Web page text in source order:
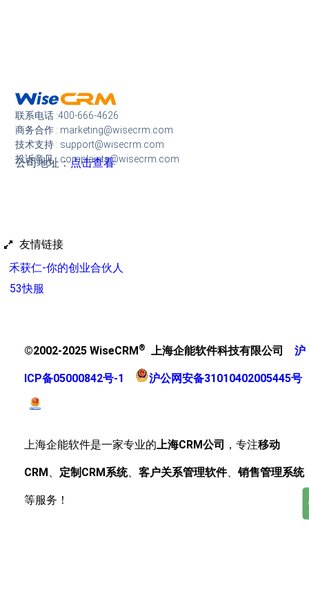
联系电话 :400-666-4626
商务合作 : marketing@wisecrm.com
技术支持 : support@wisecrm.com
投诉意见 : complaints@wisecrm.com
公司地址：点击查看
友情链接
禾获仁-你的创业合伙人
53快服
©2002-2025 WiseCRM ® 上海企能软件科技有限公司 沪
ICP备05000842号-1 沪公网安备31010402005445号
上海企能软件是一家专业的上海CRM公司 ，专注移动
CRM 、 定制CRM系统、 客户关系管理软件、销售管理系统
等服务！